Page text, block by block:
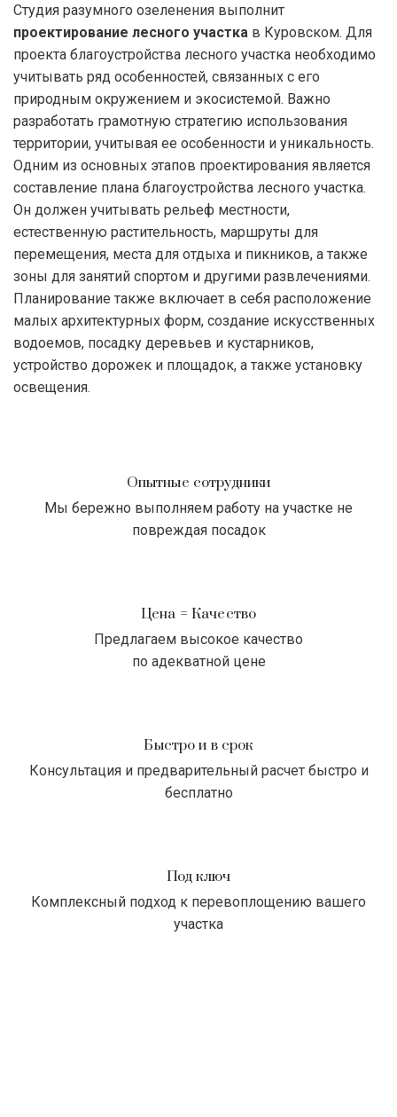
Студия разумного озеленения выполнит
проектирование лесного участка в Куровском. Для
проекта благоустройства лесного участка необходимо
учитывать ряд особенностей, связанных с его
природным окружением и экосистемой. Важно
разработать грамотную стратегию использования
территории, учитывая ее особенности и уникальность.
Одним из основных этапов проектирования является
составление плана благоустройства лесного участка.
Он должен учитывать рельеф местности,
естественную растительность, маршруты для
перемещения, места для отдыха и пикников, а также
зоны для занятий спортом и другими развлечениями.
Планирование также включает в себя расположение
малых архитектурных форм, создание искусственных
водоемов, посадку деревьев и кустарников,
устройство дорожек и площадок, а также установку
освещения.
Опытные сотрудники
Мы бережно выполняем работу на участке не
повреждая посадок
Цена = Качество
Предлагаем высокое качество
по адекватной цене
Быстро и в срок
Консультация и предварительный расчет быстро и
бесплатно
Под ключ
Комплексный подход к перевоплощению вашего
участка